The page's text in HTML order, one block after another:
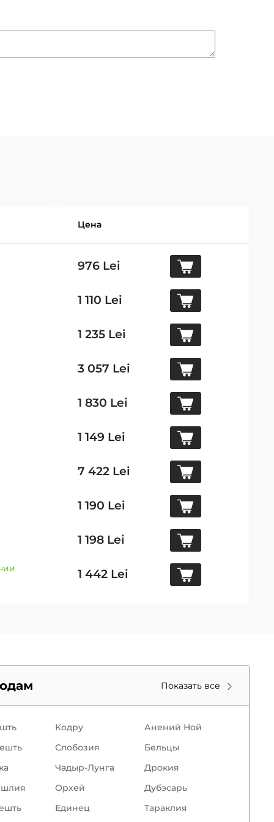
Цена
976 Lei
1 110 Lei
1 235 Lei
3 057 Lei
1 830 Lei
1 149 Lei
7 422 Lei
1 190 Lei
1 198 Lei
1 442 Lei
Показать все
Кодру
Анений Ной
Слобозия
Бельцы
Чадыр-Лунга
Дрокия
Орхей
Дубэсарь
Единец Тараклия